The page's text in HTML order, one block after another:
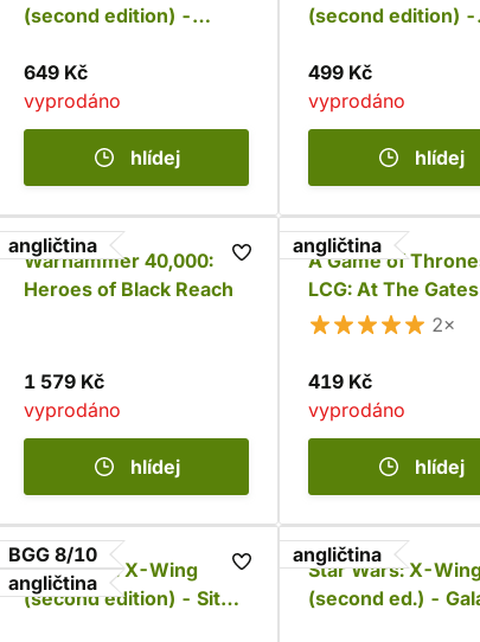
(second edition) -
Bomber
649 Kč
vyprodáno
hlídej
(second edition) -
Tools
499 Kč
vyprodáno
hlídej
angličtina
Warhammer 40,000:
Heroes of Black Reach
1 579 Kč
vyprodáno
hlídej
angličtina
A Game of
LCG: At The Gates
2×
419 Kč
vyprodáno
hlídej
BGG 8/10
angličtina
Star Wars: X-Wing
(second edition) - Sith
angličtina
Star Wars: X-
(second ed.) -